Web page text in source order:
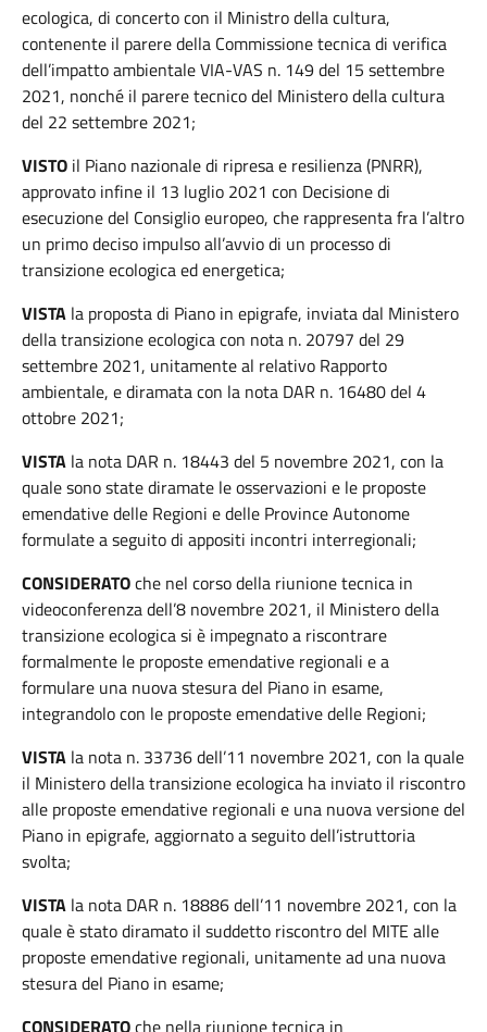
ecologica, di concerto con il Ministro della cultura,
contenente il parere della Commissione tecnica di verifica
dell’impatto ambientale VIA-VAS n. 149 del 15 settembre
2021, nonché il parere tecnico del Ministero della cultura
del 22 settembre 2021;
VISTO il Piano nazionale di ripresa e resilienza (PNRR),
approvato infine il 13 luglio 2021 con Decisione di
esecuzione del Consiglio europeo, che rappresenta fra l’altro
un primo deciso impulso all’avvio di un processo di
transizione ecologica ed energetica;
VISTA la proposta di Piano in epigrafe, inviata dal Ministero
della transizione ecologica con nota n. 20797 del 29
settembre 2021, unitamente al relativo Rapporto
ambientale, e diramata con la nota DAR n. 16480 del 4
ottobre 2021;
VISTA la nota DAR n. 18443 del 5 novembre 2021, con la
quale sono state diramate le osservazioni e le proposte
emendative delle Regioni e delle Province Autonome
formulate a seguito di appositi incontri interregionali;
CONSIDERATOche nel corso della riunione tecnica in
videoconferenza dell’8 novembre 2021, il Ministero della
transizione ecologica si è impegnato a riscontrare
formalmente le proposte emendative regionali e a
formulare una nuova stesura del Piano in esame,
integrandolo con le proposte emendative delle Regioni;
VISTA la nota n. 33736 dell’11 novembre 2021, con la quale
il Ministero della transizione ecologica ha inviato il riscontro
alle proposte emendative regionali e una nuova versione del
Piano in epigrafe, aggiornato a seguito dell’istruttoria
svolta;
VISTA la nota DAR n. 18886 dell’11 novembre 2021, con la
quale è stato diramato il suddetto riscontro del MITE alle
proposte emendative regionali, unitamente ad una nuova
stesura del Piano in esame;
CONSIDERATOche nella riunione tecnica in